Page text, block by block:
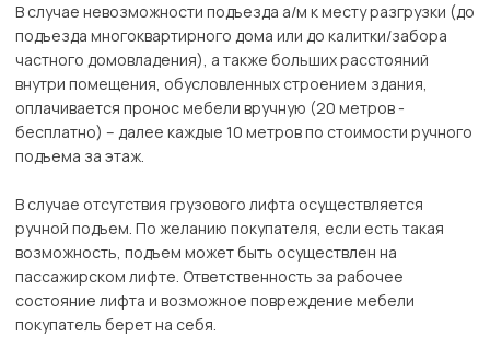
В случае невозможности подъезда а/м к месту разгрузки (до
подъезда многоквартирного дома или до калитки/забора
частного домовладения), а также больших расстояний
внутри помещения, обусловленных строением здания,
оплачивается пронос мебели вручную (20 метров -
бесплатно) – далее каждые 10 метров по стоимости ручного
подъема за этаж.
В случае отсутствия грузового лифта осуществляется
ручной подъем. По желанию покупателя, если есть такая
возможность, подъем может быть осуществлен на
пассажирском лифте. Ответственность за рабочее
состояние лифта и возможное повреждение мебели
покупатель берет на себя.